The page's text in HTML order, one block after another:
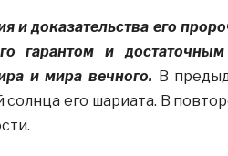
и доказательства его
гарантом и
и мира вечного. В
солнца его шариата. В